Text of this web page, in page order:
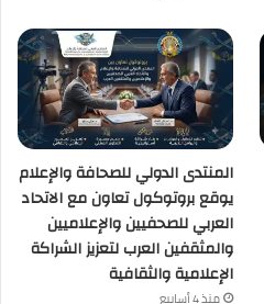
المنتدى الدولي للصحافة والإعلام
يوقع بروتوكول تعاون مع الاتحاد
العربي للصحفيين والإعلاميين
والمثقفين العرب لتعزيز الشراكة
الإعلامية والثقافية
منذ 4 أسابيع